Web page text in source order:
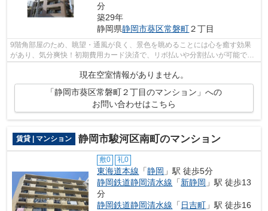
分
築29年
静岡県静岡市葵区常磐町２丁目
9階角部屋のため、眺望・通風が良く、景色を眺めることには心を癒す効果
があり、気分爽快！初期費用カード決済で、リボ払いや分割払いが可能で
す。外観タイル張りは耐久性に優れ、管理...
現在空室情報がありません。
「静岡市葵区常磐町２丁目のマンション」への
お問い合わせはこちら
賃貸 | マンション 静岡市駿河区南町のマンション
敷0 礼0
東海道本線 「静岡 」駅 徒歩5分
静岡鉄道静岡清水線 「新静岡 」駅 徒歩13
分
静岡鉄道静岡清水線 「 日吉町 」駅 徒歩16